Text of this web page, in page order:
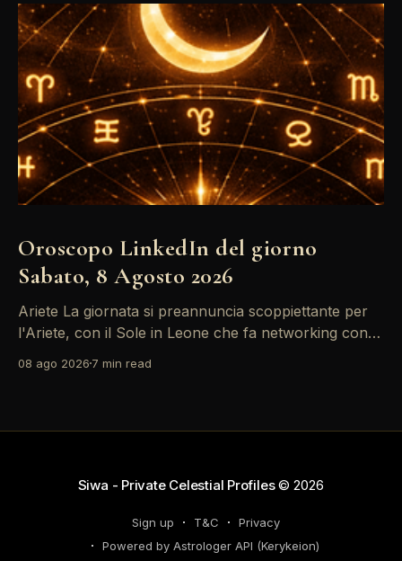
Oroscopo LinkedIn del giorno
Sabato, 8 Agosto 2026
Ariete La giornata si preannuncia scoppiettante per
l'Ariete, con il Sole in Leone che fa networking con la
d'oro per postare un aggiornamento che incapsuli la
08 ago 2026 7 min read
Siwa - Private Celestial Profiles© 2026
Sign up T&C
Privacy
Powered by Astrologer API (Kerykeion)